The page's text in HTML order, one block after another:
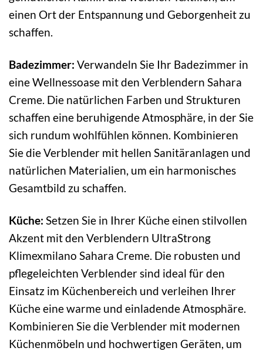
einen Ort der Entspannung und Geborgenheit zu
schaffen.
Badezimmer: Verwandeln Sie Ihr Badezimmer in
eine Wellnessoase mit den Verblendern Sahara
Creme. Die natürlichen Farben und Strukturen
schaffen eine beruhigende Atmosphäre, in der Sie
sich rundum wohlfühlen können. Kombinieren
Sie die Verblender mit hellen Sanitäranlagen und
natürlichen Materialien, um ein harmonisches
Gesamtbild zu schaffen.
Küche: Setzen Sie in Ihrer Küche einen stilvollen
Akzent mit den Verblendern UltraStrong
Klimexmilano Sahara Creme. Die robusten und
pflegeleichten Verblender sind ideal für den
Einsatz im Küchenbereich und verleihen Ihrer
Küche eine warme und einladende Atmosphäre.
Kombinieren Sie die Verblender mit modernen
Küchenmöbeln und hochwertigen Geräten, um